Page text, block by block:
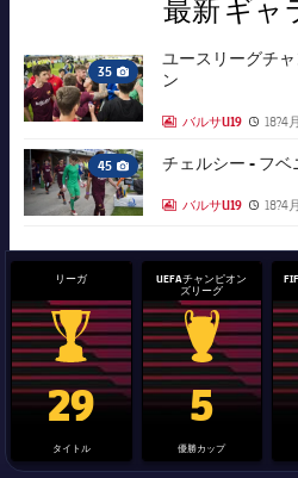
最新 ギャ
FC Barcelona club badge
35
Camera icon
ユースリーグチ
ン
LABEL.ARIA.GALLERY
バルサU19 18?4
FC Barcelona club badge
45
Camera icon
チェルシー - フベ
LABEL.ARIA.GALLERY
バルサU19 18?4
リーガ
La Liga trophy
29
タイトル
UEFAチャンピオン
ズリーグ
Champions
5
優勝カップ